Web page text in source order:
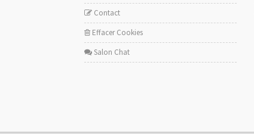
Contact
Effacer Cookies
Salon Chat